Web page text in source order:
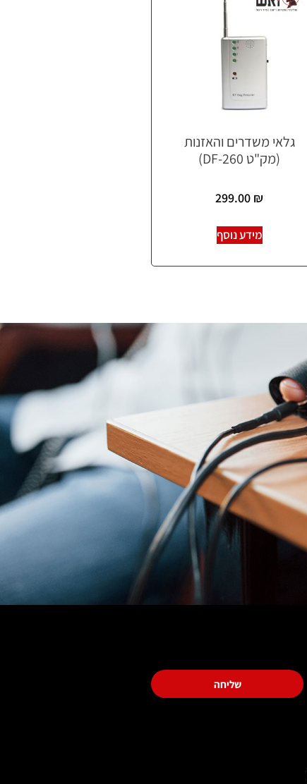
גלאי משדרים והאזנות
(מק"ט DF-260)
299.00 ₪
מידע נוסף
שליחה